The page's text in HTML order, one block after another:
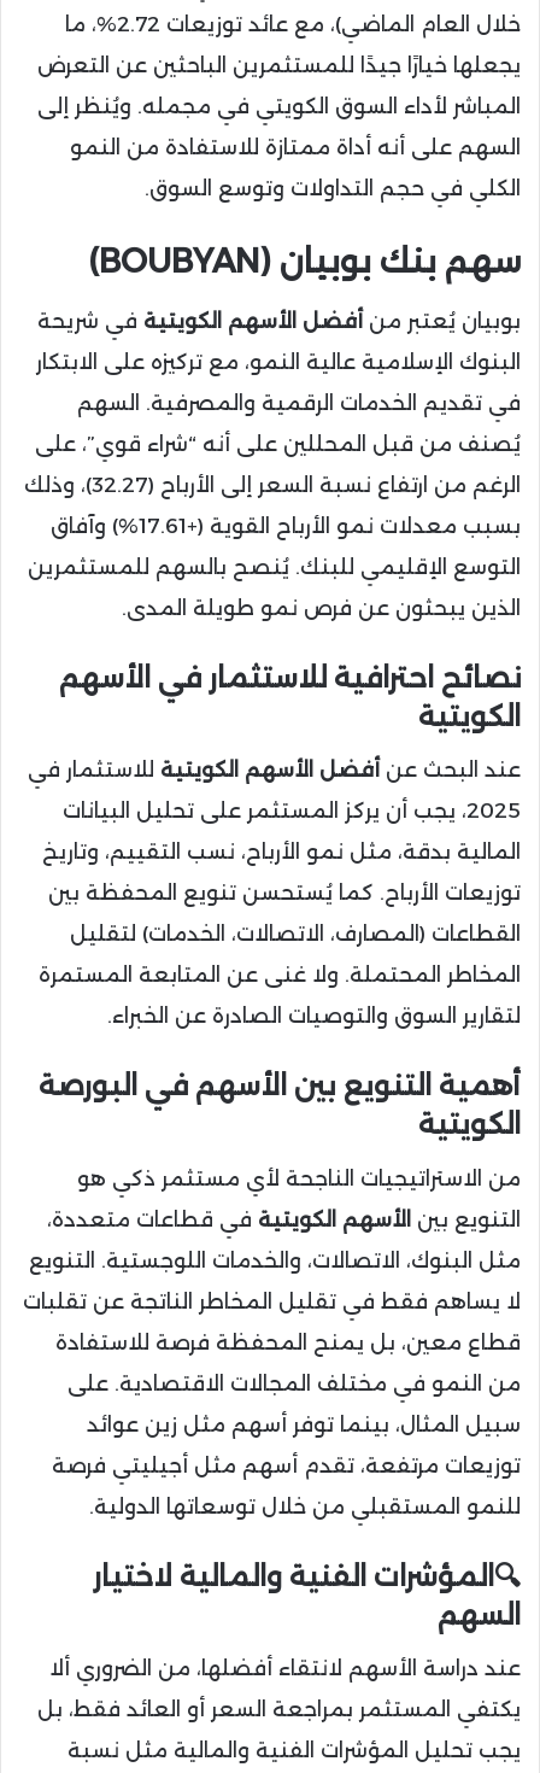
خلال العام الماضي)، مع عائد توزيعات 2.72%، ما
يجعلها خيارًا جيدًا للمستثمرين الباحثين عن التعرض
المباشر لأداء السوق الكويتي في مجمله. ويُنظر إلى
السهم على أنه أداة ممتازة للاستفادة من النمو
الكلي في حجم التداولات وتوسع السوق.
سهم بنك بوبيان (BOUBYAN)
بوبيان يُعتبر من أفضل الأسهم الكويتية في شريحة
البنوك الإسلامية عالية النمو، مع تركيزه على الابتكار
في تقديم الخدمات الرقمية والمصرفية. السهم
يُصنف من قبل المحللين على أنه “شراء قوي”، على
الرغم من ارتفاع نسبة السعر إلى الأرباح (32.27)، وذلك
بسبب معدلات نمو الأرباح القوية (+17.61%) وآفاق
التوسع الإقليمي للبنك. يُنصح بالسهم للمستثمرين
الذين يبحثون عن فرص نمو طويلة المدى.
نصائح احترافية للاستثمار في الأسهم
الكويتية
عند البحث عن أفضل الأسهم الكويتية للاستثمار في
2025، يجب أن يركز المستثمر على تحليل البيانات
المالية بدقة، مثل نمو الأرباح، نسب التقييم، وتاريخ
توزيعات الأرباح. كما يُستحسن تنويع المحفظة بين
القطاعات (المصارف، الاتصالات، الخدمات) لتقليل
المخاطر المحتملة. ولا غنى عن المتابعة المستمرة
لتقارير السوق والتوصيات الصادرة عن الخبراء.
أهمية التنويع بين الأسهم في البورصة
الكويتية
من الاستراتيجيات الناجحة لأي مستثمر ذكي هو
التنويع بين الأسهم الكويتية في قطاعات متعددة،
مثل البنوك، الاتصالات، والخدمات اللوجستية. التنويع
لا يساهم فقط في تقليل المخاطر الناتجة عن تقلبات
قطاع معين، بل يمنح المحفظة فرصة للاستفادة
من النمو في مختلف المجالات الاقتصادية. على
سبيل المثال، بينما توفر أسهم مثل زين عوائد
توزيعات مرتفعة، تقدم أسهم مثل أجيليتي فرصة
للنمو المستقبلي من خلال توسعاتها الدولية.
🔍 المؤشرات الفنية والمالية لاختيار
السهم
عند دراسة الأسهم لانتقاء أفضلها، من الضروري ألا
يكتفي المستثمر بمراجعة السعر أو العائد فقط، بل
يجب تحليل المؤشرات الفنية والمالية مثل نسبة